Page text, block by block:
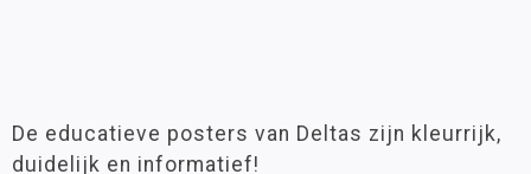
De educatieve posters van Deltas zijn kleurrijk,
duidelijk en informatief!